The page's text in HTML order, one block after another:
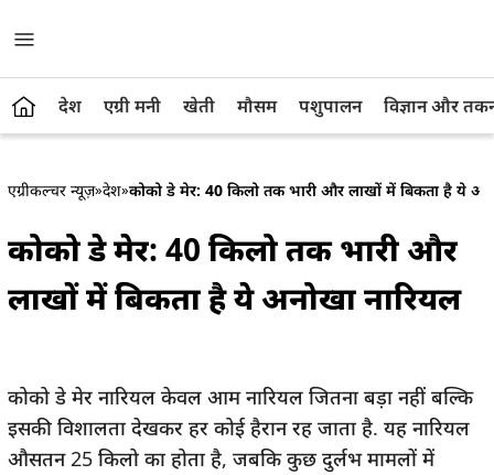
देश एग्री मनी खेती मौसम पशुपालन विज्ञान और
एग्रीकल्चर न्यूज़»देश»कोको डे मेर: 40 किलो तक भारी और लाखों में बिकता है ये
कोको डे मेर: 40 किलो तक भारी और
लाखों में बिकता है ये अनोखा नारियल
कोको डे मेर नारियल केवल आम नारियल जितना बड़ा नहीं बल्कि
इसकी विशालता देखकर हर कोई हैरान रह जाता है. यह नारियल
औसतन 25 किलो का होता है, जबकि कुछ दुर्लभ मामलों में